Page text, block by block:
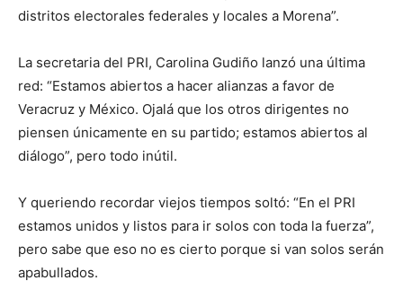
distritos electorales federales y locales a Morena”.
La secretaria del PRI, Carolina Gudiño lanzó una última
red: “Estamos abiertos a hacer alianzas a favor de
Veracruz y México. Ojalá que los otros dirigentes no
piensen únicamente en su partido; estamos abiertos al
diálogo”, pero todo inútil.
Y queriendo recordar viejos tiempos soltó: “En el PRI
estamos unidos y listos para ir solos con toda la fuerza”,
pero sabe que eso no es cierto porque si van solos serán
apabullados.